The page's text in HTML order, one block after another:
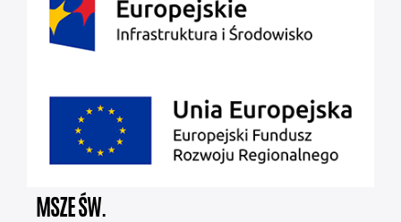
MSZE ŚW.